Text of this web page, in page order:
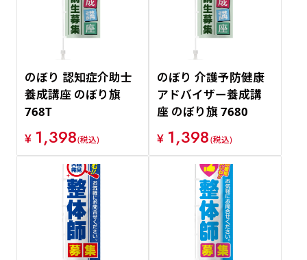
のぼり 認知症介助士
養成講座 のぼり旗
768T
¥ 1,398(税込)
のぼり 介護予防健康
アドバイザー養成講
座 のぼり旗 7680
¥ 1,398(税込)